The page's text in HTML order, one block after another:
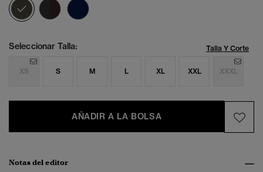
seleccionado
Seleccionar Talla: Talla Y Corte
XS S M L XL XXL XXXL
AÑADIR A LA BOLSA
Notas del editor